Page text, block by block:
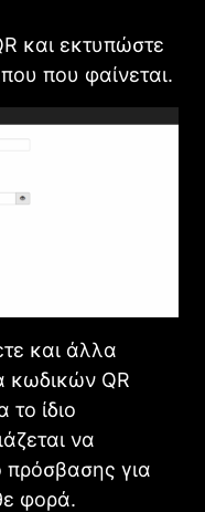
και εκτυπώστε
που φαίνεται.
και άλλα
κωδικών QR
το ίδιο
να
πρόσβασης για
φορά.